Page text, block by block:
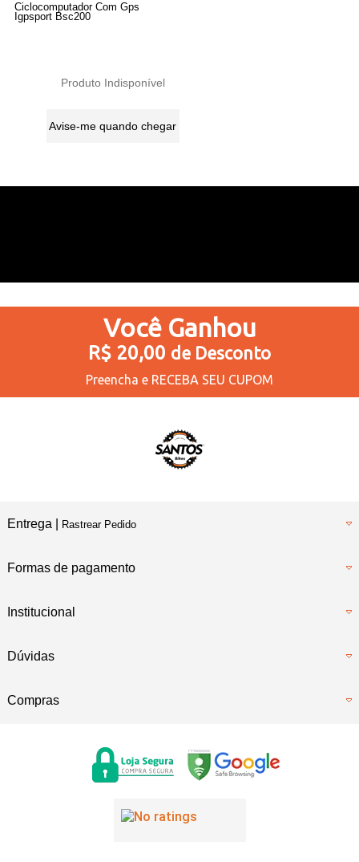
Ciclocomputador Com Gps
Igpsport Bsc200
Produto Indisponível
Avise-me quando chegar
Você Ganhou
R$ 20,00 de Desconto
Preencha e RECEBA SEU CUPOM
Entrega | Rastrear Pedido
Formas de pagamento
Institucional
Dúvidas
Compras